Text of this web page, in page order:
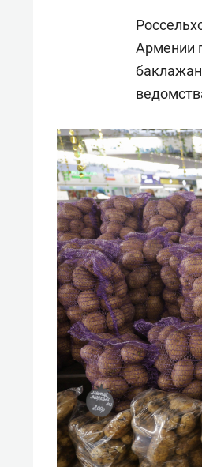
Армении
Рекомендуем
150 камер до
ID вместо ключа:
безопасность в